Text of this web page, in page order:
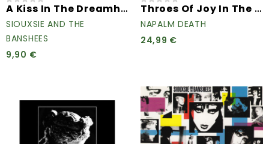
A Kiss In The Dreamhouse
SIOUXSIE AND THE
BANSHEES
9,90 €
Throes Of Joy In The Jaws...
NAPALM DEATH
24,99 €